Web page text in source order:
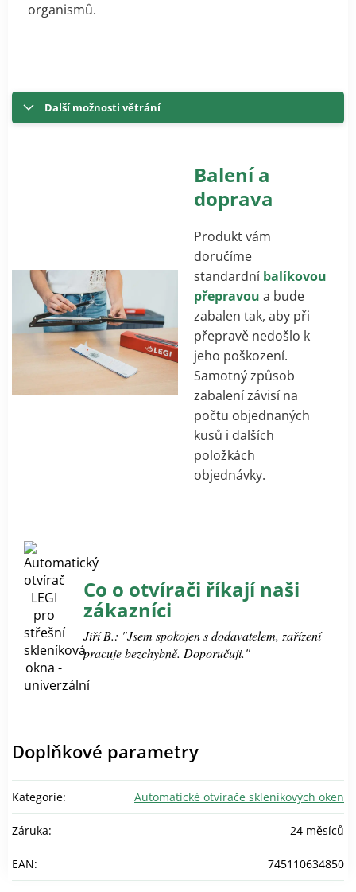
organismů.
Další možnosti větrání
Balení a
doprava
Produkt vám
doručíme
standardníbalíkovou
přepravou a bude
zabalen tak, aby při
přepravě nedošlo k
jeho poškození.
Samotný způsob
zabalení závisí na
počtu objednaných
kusů i dalších
položkách
objednávky.
Co o otvírači říkají naši
zákazníci
Jiří B.: "Jsem spokojen s dodavatelem, zařízení
pracuje bezchybně. Doporučuji."
Doplňkové parametry
Kategorie: Automatické otvírače skleníkových oken
Záruka: 24 měsíců
EAN: 745110634850